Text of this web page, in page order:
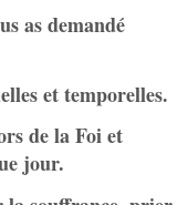
as demandé
et temporelles.
de la Foi et
jour.